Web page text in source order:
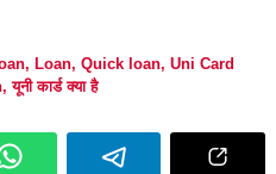
, Loan, Quick loan, Uni Card
,यूनी कार्ड क्या है